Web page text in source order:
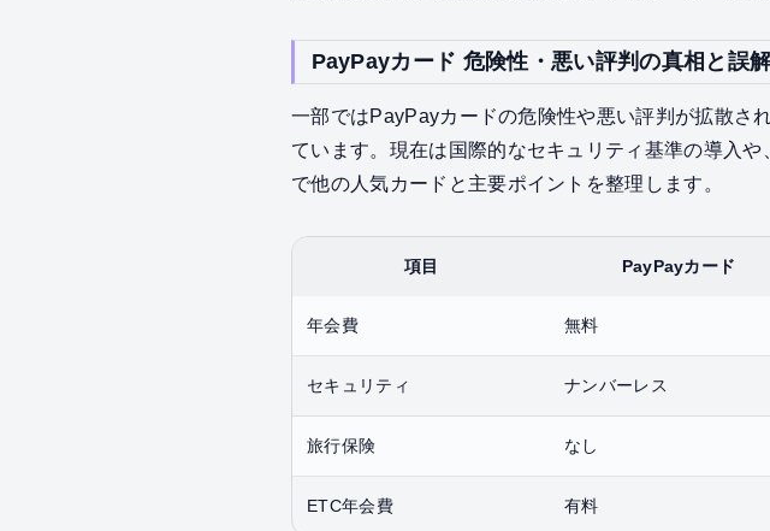
PayPayカード 危険性・悪い評判の真相と誤
一部ではPayPayカードの危険性や悪い評判が拡散さ
ています。現在は国際的なセキュリティ基準の導入
で他の人気カードと主要ポイントを整理します。
項目 PayPayカード
年会費 無料
セキュリティ ナンバーレス
旅行保険 なし
ETC年会費 有料